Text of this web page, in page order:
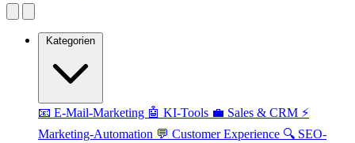
📧 E-Mail-Marketing 🤖 KI-Tools 💼 Sales & CRM ⚡
Marketing-Automation 💬 Customer Experience 🔍 SEO-